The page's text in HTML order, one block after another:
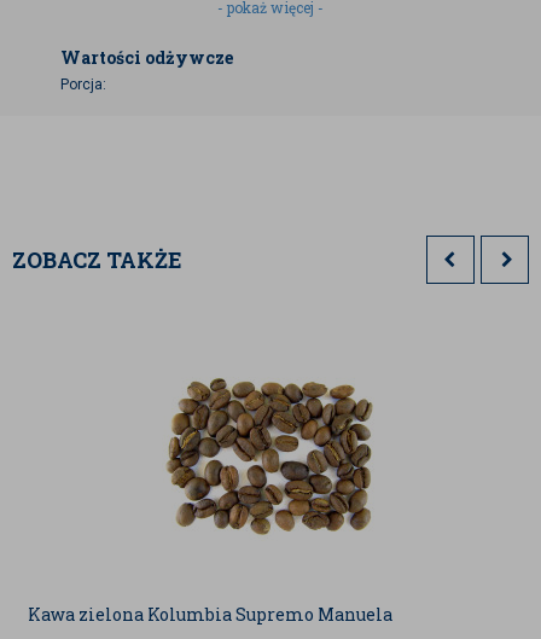
co nadaje jej delikatnie słodkawy posmak i lekką nutę
zarówno dzieci, kobiety w ciąży i karmiące, jak i osoby z
jest bogata w błonnik, oligosacharydy i inulinę, które
jest zdrowa, a także wyjątkowo smaczna – idealna
zarówno do porannego śniadania, jak i jako ciepły,
aromatyczny napój na wieczorny relaks.
Kawa zbożowa z cykorią to doskonały produkt dla
sklepów, kawiarni i herbaciarni, które chcą zaoferować
- pokaż więcej -
Wartości odżywcze
Porcja:
ZOBACZ TAKŻE
Kawa zielona Kolumbia Supremo Manuela